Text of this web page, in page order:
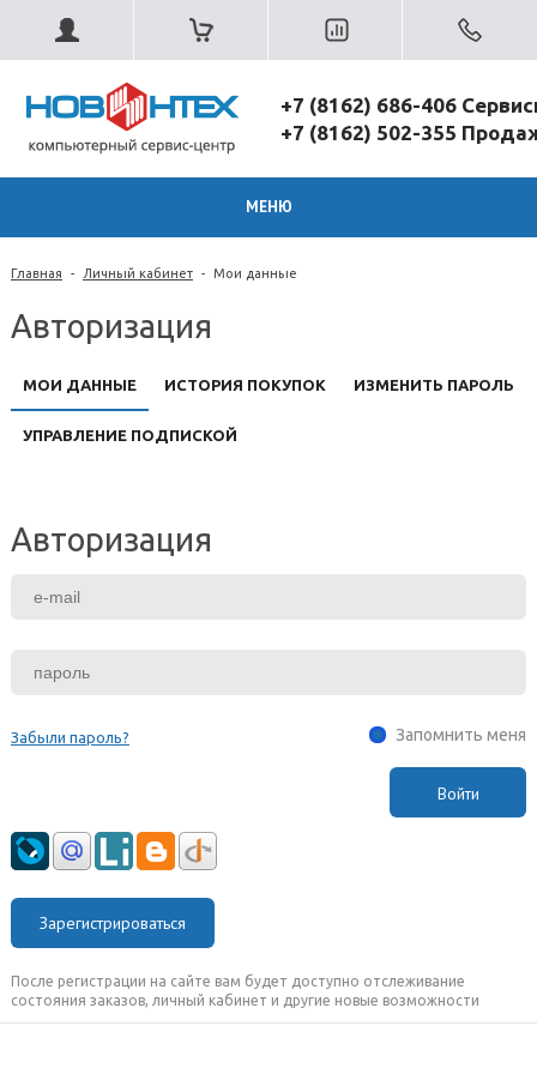
+7 (8162) 686-406
+7 (8162) 502-355
МЕНЮ
Главная - Личный кабинет - Мои данные
Авторизация
МОИ ДАННЫЕ ИСТОРИЯ ПОКУПОК ИЗМЕНИТЬ ПАРОЛЬ
УПРАВЛЕНИЕ ПОДПИСКОЙ
Авторизация
Забыли пароль? Запомнить меня
Зарегистрироваться
После регистрации на сайте вам будет доступно отслеживание
состояния заказов, личный кабинет и другие новые возможности